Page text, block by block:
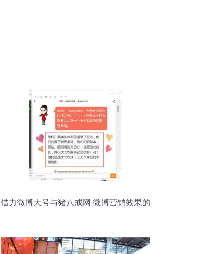
借力微博大号与猪八戒网 微博营销效果的